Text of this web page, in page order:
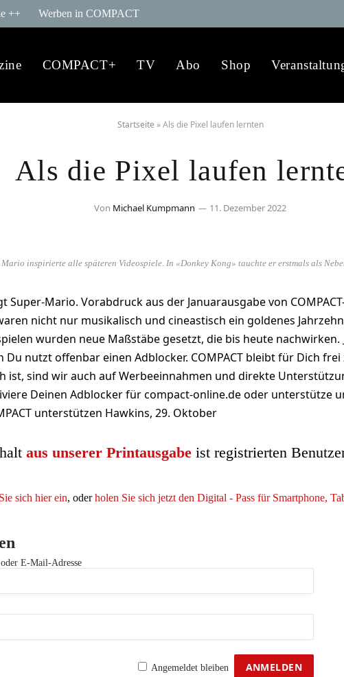
++ Werben in COMPACT
COMPACT+ TV Abo Shop
Startseite »Als die Pixel laufen lernten
Als die Pixel laufen
Von Michael Kumpmann 11. Dezember 2022
inspirierte alle späteren Videospiele. In «Donkey Kong» tauchte er erstmals als
Super-Mario. Vorabdruck aus der Januarausgabe von
nicht nur musikalisch und cineastisch ein goldenes
wurden neue Maßstäbe gesetzt, die bis heute nachwirken.
Du nutzt offenbar einen Adblocker. COMPACT bleibt für Dich
ist, sind wir auch auf Werbeeinnahmen und direkte
Deinen Adblocker für compact-online.de oder unterstütze
unterstützen Hawkins, 29. Oktober
aus unserer Printausgabe ist registrierten
sich hier ein, oderholen Sie sich jetzt den Digital - Pass für Smartphone,
E-Mail-Adresse
Angemeldet bleiben